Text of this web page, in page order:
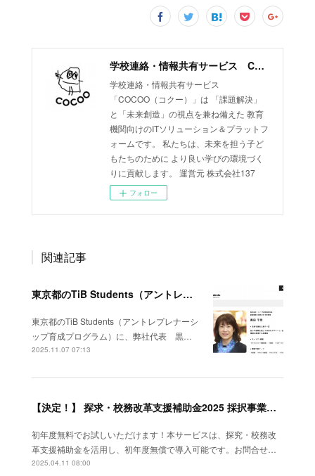
学校連絡・情報共有サービス COCOO（コクー）
学校連絡・情報共有サービス
「COCOO（コクー）」は 「課題解決」
と「未来創造」の視点を兼ね備えた 教育
機関向けのITソリューション＆プラットフ
ォームです。 私たちは、未来を担う子ど
もたちのために より良い学びの環境づく
りに貢献します。 運営元 株式会社137
フォロー
関連記事
東京都のTiB Students（アントレプレナーシップ育成プログラム）に、弊社代表 黒田がサポーターとして登録されました！
東京都のTiB Students（アントレプレナーシ
ップ育成プログラム）に、弊社代表 黒…
2025.11.07 07:13
【決定！】 探求・校務改革支援補助金2025 採択事業者に選ばれました。
初年度無料でお試しいただけます！本サービスは、探究・校務改
革支援補助金を活用し、初年度無償で導入可能です。お問合せ…
2025.04.11 08:00